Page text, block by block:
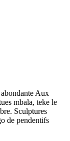
Aux
mbala, teke le
Sculptures
de pendentifs